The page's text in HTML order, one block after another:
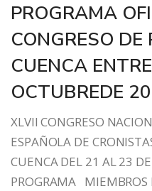
PROGRAMA
CONGRESO DE
CUENCA
OCTUBREDE
XLVII CONGRESO
ESPAÑOLA DE
CUENCA DEL 21 AL 23
PROGRAMA MIEMBROS